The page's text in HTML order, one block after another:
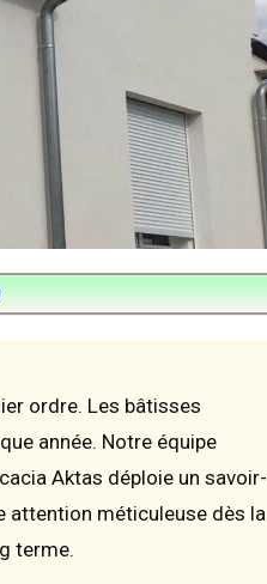
ordre. Les bâtisses
année. Notre équipe
Aktas déploie un savoir-
attention méticuleuse dès la
terme.